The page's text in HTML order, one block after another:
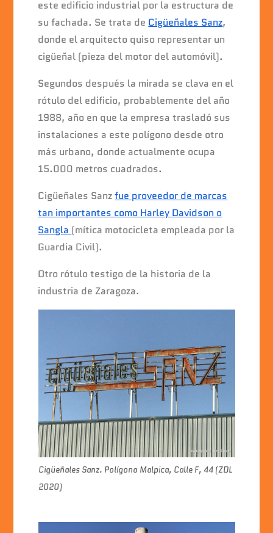
o
o
k
p
p
n
este edificio industrial por la estructura de
su fachada. Se trata de Cigüeñales Sanz,
donde el arquitecto quiso representar un
cigüeñal (pieza del motor del automóvil).
Segundos después la mirada se clava en el
rótulo del edificio, probablemente del año
1988, año en que la empresa trasladó sus
instalaciones a este polígono desde otro
más urbano, donde actualmente ocupa
15.000 metros cuadrados.
Cigüeñales Sanzfue proveedor de marcas
tan importantes como Harley Davidson o
Sangla (mítica motocicleta empleada por la
Guardia Civil).
Otro rótulo testigo de la historia de la
industria de Zaragoza.
Cigüeñales Sanz. Polígono Malpica, Calle F, 44 (ZDL
2020)